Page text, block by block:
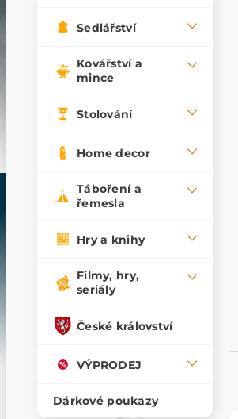
Sedlářství
Kovářství a
mince
Stolování
Home decor
Táboření a
řemesla
Hry a knihy
Filmy, hry,
seriály
České království
VÝPRODEJ
Dárkové poukazy